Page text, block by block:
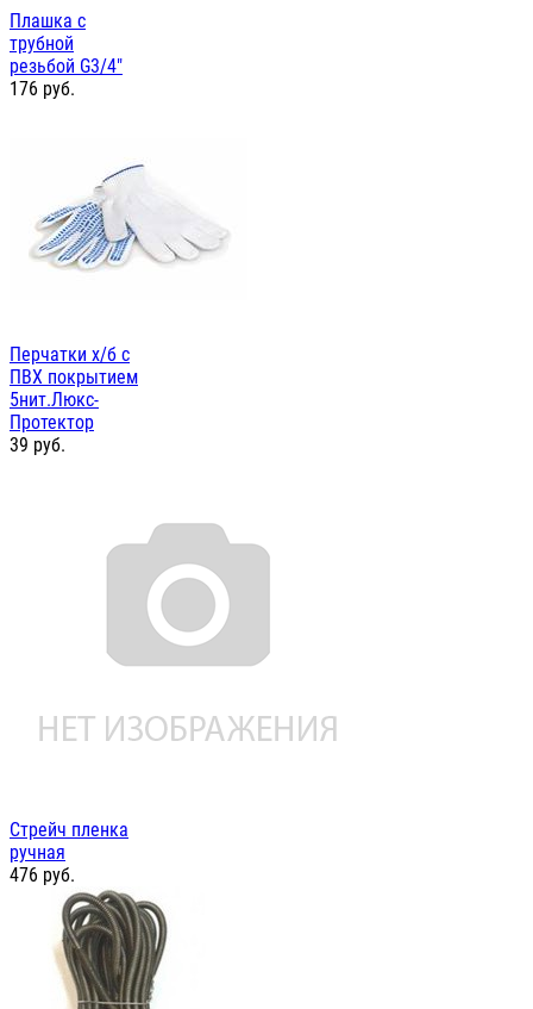
Плашка с
трубной
резьбой G3/4"
176 руб.
Перчатки х/б с
ПВХ покрытием
5нит.Люкс-
Протектор
39 руб.
Стрейч пленка
ручная
476 руб.